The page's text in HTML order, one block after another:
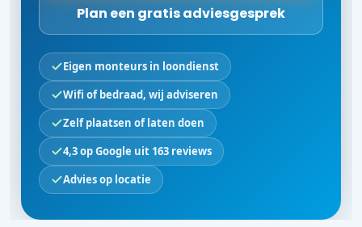
Plan een gratis adviesgesprek
Eigen monteurs in loondienst
Wifi of bedraad, wij adviseren
Zelf plaatsen of laten doen
4,3 op Google uit 163 reviews
Advies op locatie